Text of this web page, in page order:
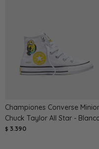
Championes Converse
Chuck Taylor All Star -
$ 3.390